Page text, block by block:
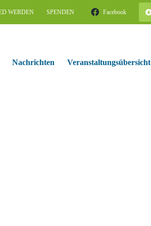
WERDEN SPENDEN Facebook
Nachrichten Veranstaltungsübersicht